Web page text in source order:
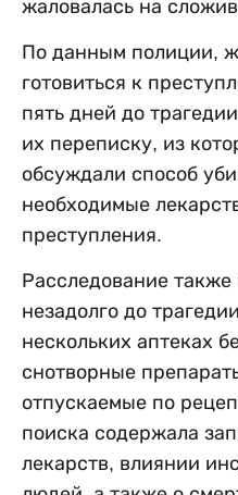
жаловалась на
По данным полиции,
готовиться к
пять дней до
их переписку, из
обсуждали способ
необходимые
преступления.
Расследование также
незадолго до
нескольких аптеках
снотворные
отпускаемые по
поиска содержала
лекарств, влиянии